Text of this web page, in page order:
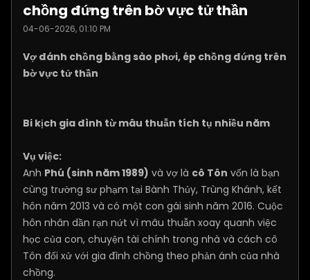
chồng đứng trên bờ vực tử thần
04-06-2026, 01:10 PM
Vợ đánh chồng bằng sào phơi, ép chồng đứng trên
bờ vực tử thần
Bi kịch gia đình từ mâu thuẫn tích tụ nhiều năm
Vụ việc:
Anh Phú (sinh năm 1989) và vợ là cô Tôn vốn là bạn
cùng trường sư phạm tại Bành Thủy, Trùng Khánh, kết
hôn năm 2013 và có một con gái sinh năm 2016. Cuộc
hôn nhân dần rạn nứt vì mâu thuẫn xoay quanh việc
học của con, chuyện tài chính trong nhà và cách cô
Tôn đối xử với gia đình chồng theo phản ánh của nhà
chồng.